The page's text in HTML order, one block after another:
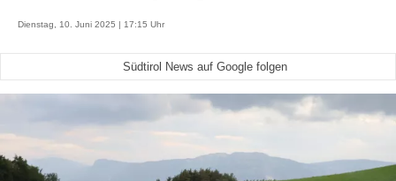
Dienstag, 10. Juni 2025 | 17:15 Uhr
Südtirol News auf Google folgen